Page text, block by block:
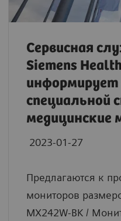
Сервисная
Siemens
информирует
специальной
медицинские
2023-01-27
Предлагаются к
мониторов
MX242W-BK /